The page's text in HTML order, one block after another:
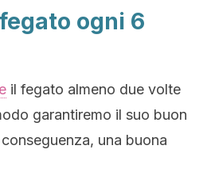
ogni 6
il fegato almeno due volte
garantiremo il suo buon
una buona